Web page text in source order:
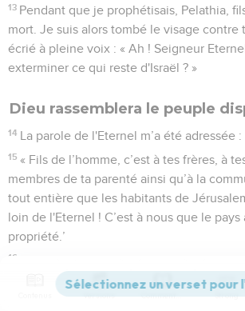
13 Pendant que je prophétisais, Pelathia,
mort. Je suis alors tombé le visage contre
écrié à pleine voix : « Ah ! Seigneur
exterminer ce qui reste d'Israël ? »
Dieu rassemblera le peuple
14 La parole de l'Eternel m’a été adressée :
15 « Fils de l’homme, c’est à tes frères, à
membres de ta parenté ainsi qu’à la
tout entière que les habitants de
loin de l'Eternel ! C’est à nous que le
propriété.’
16
l'Eternel : Même si je les tiens éloignés
même si je les ai éparpillés dans divers
Versions Commentaires Strong